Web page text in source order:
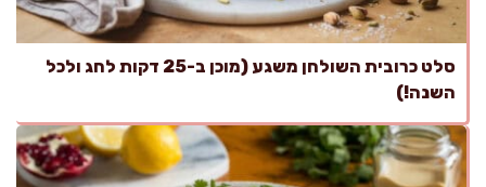
סלט כרובית השולחן משגע (מוכן ב-25 דקות לחג ולכל
השנה!)